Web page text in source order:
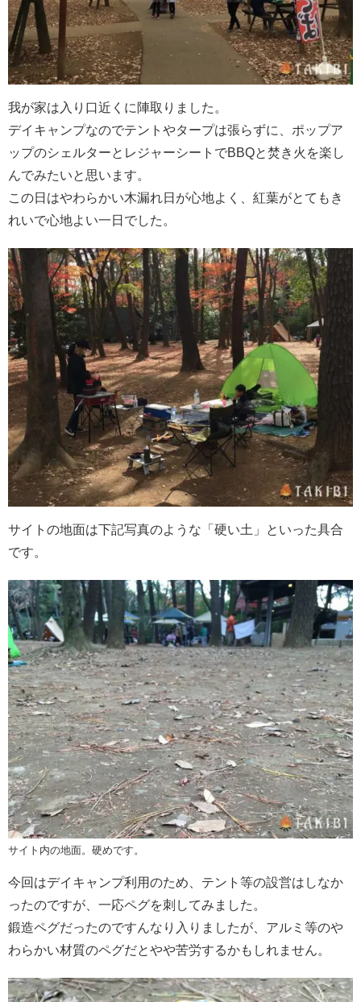
我が家は入り口近くに陣取りました。
デイキャンプなのでテントやタープは張らずに、ポップア
ップのシェルターとレジャーシートでBBQと焚き火を楽し
んでみたいと思います。
この日はやわらかい木漏れ日が心地よく、紅葉がとてもき
れいで心地よい一日でした。
サイトの地面は下記写真のような「硬い土」といった具合
です。
サイト内の地面。硬めです。
今回はデイキャンプ利用のため、テント等の設営はしなか
ったのですが、一応ペグを刺してみました。
鍛造ペグだったのですんなり入りましたが、アルミ等のや
わらかい材質のペグだとやや苦労するかもしれません。